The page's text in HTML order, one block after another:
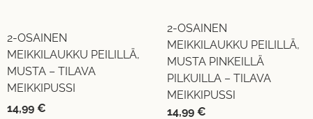
2-OSAINEN
MEIKKILAUKKU PEILILLÄ,
MUSTA – TILAVA
MEIKKIPUSSI
14,99 €
2-OSAINEN
MEIKKILAUKKU PEILILLÄ,
MUSTA PINKEILLÄ
PILKUILLA – TILAVA
MEIKKIPUSSI
14,99 €